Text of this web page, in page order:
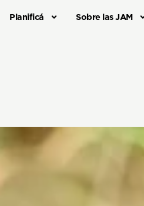
Planificá Sobre las JAM